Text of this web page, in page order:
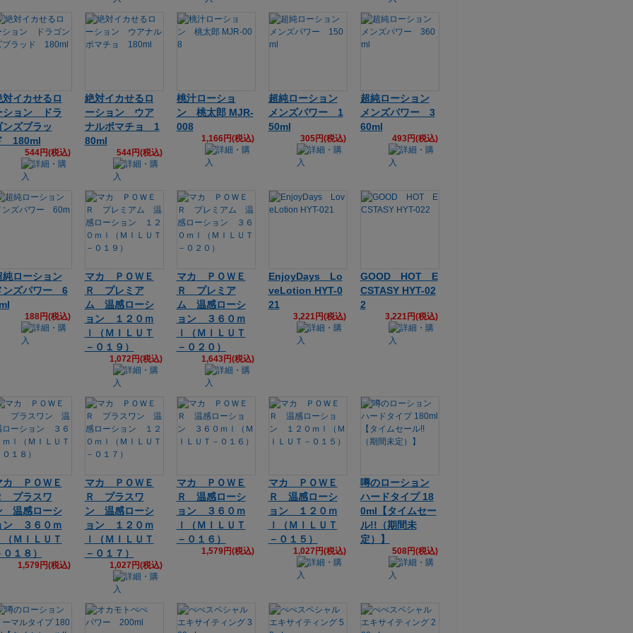
対イカせるロ
ション ドラ
ンズブラッ
180ml
544円(税込)
絶対イカせるロ
ーション ウア
ナルポマチョ 1
80ml
544円(税込)
桃汁ローショ
ン 桃太郎 MJR-
008
1,166円(税込)
超純ローション
メンズパワー 1
50ml
305円(税込)
超純ローション
メンズパワー 3
60ml
493円(税込)
純ローション
ンズパワー 6
188円(税込)
マカ ＰＯＷＥ
Ｒ プレミア
ム 温感ローシ
ョン １２０ｍ
ｌ（ＭＩＬＵＴ
－０１９）
1,072円(税込)
マカ ＰＯＷＥ
Ｒ プレミア
ム 温感ローシ
ョン ３６０ｍ
ｌ（ＭＩＬＵＴ
－０２０）
1,643円(税込)
EnjoyDays Lo
veLotion HYT-0
21
3,221円(税込)
GOOD HOT E
CSTASY HYT-02
2
3,221円(税込)
カ ＰＯＷＥ
プラスワ
温感ローシ
ン ３６０ｍ
（ＭＩＬＵＴ
１８）
1,579円(税込)
マカ ＰＯＷＥ
Ｒ プラスワ
ン 温感ローシ
ョン １２０ｍ
ｌ（ＭＩＬＵＴ
－０１７）
1,027円(税込)
マカ ＰＯＷＥ
Ｒ 温感ローシ
ョン ３６０ｍ
ｌ（ＭＩＬＵＴ
－０１６）
1,579円(税込)
マカ ＰＯＷＥ
Ｒ 温感ローシ
ョン １２０ｍ
ｌ（ＭＩＬＵＴ
－０１５）
1,027円(税込)
噂のローション
ハードタイプ 18
0ml【タイムセー
ル!!（期間未
定）】
508円(税込)